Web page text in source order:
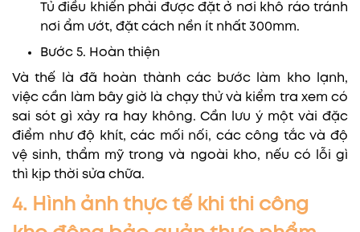
Tủ điều khiển phải được đặt ở nơi khô ráo tránh
nơi ẩm ướt, đặt cách nền ít nhất 300mm.
Bước 5. Hoàn thiện
Và thế là đã hoàn thành các bước làm kho lạnh,
việc cần làm bây giờ là chạy thử và kiểm tra xem có
sai sót gì xảy ra hay không. Cần lưu ý một vài đặc
điểm như độ khít, các mối nối, các công tắc và độ
vệ sinh, thẩm mỹ trong và ngoài kho, nếu có lỗi gì
thì kịp thời sửa chữa.
4. Hình ảnh thực tế khi thi công